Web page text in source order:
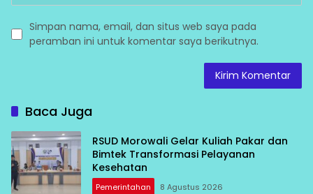
Simpan nama, email, dan situs web saya pada
peramban ini untuk komentar saya berikutnya.
Baca Juga
RSUD Morowali Gelar Kuliah Pakar dan
Bimtek Transformasi Pelayanan
Kesehatan
Pemerintahan 8 Agustus 2026